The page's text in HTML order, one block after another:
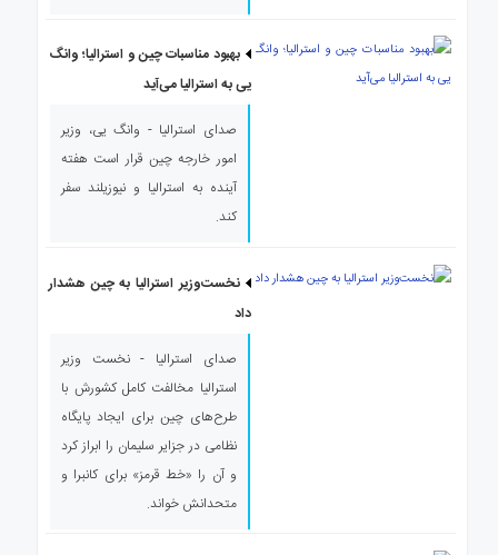
بهبود مناسبات چین و استرالیا؛ وانگ
یی به استرالیا می‌آید
صدای استرالیا - وانگ یی، وزیر
امور خارجه چین قرار است هفته
آینده به استرالیا و نیوزیلند سفر
کند.
نخست‌وزیر استرالیا به چین هشدار
داد
صدای استرالیا - نخست وزیر
استرالیا مخالفت کامل کشورش با
طرح‌های چین برای ایجاد پایگاه
نظامی در جزایر سلیمان را ابراز کرد
و آن را «خط قرمز» برای کانبرا و
متحدانش خواند.